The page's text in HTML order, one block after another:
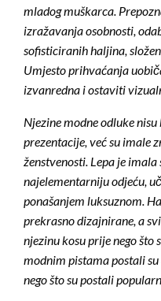
mladog muškarca.
izražavanja osobnosti,
sofisticiranih haljina,
Umjesto prihvaćanja
izvanredna i ostaviti
Njezine modne odluke
prezentacije, već su imale
ženstvenosti. Lepa je
najelementarniju odjeću,
ponašanjem luksuznom.
prekrasno dizajnirane, a
njezinu kosu prije nego što
modnim pistama postali
nego što su postali